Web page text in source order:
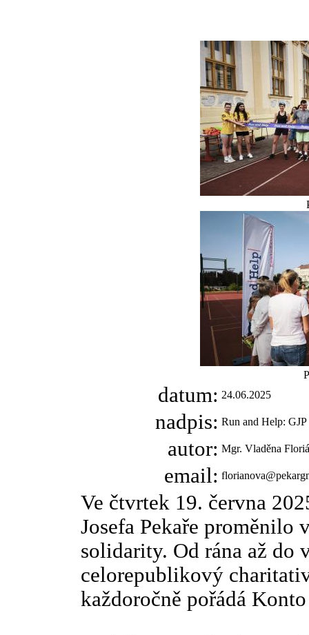
datum: 24.06.2025
nadpis: Run and Help:
autor: Mgr. Vladěna
email:
Ve čtvrtek 19. června
Josefa Pekaře proměnilo
solidarity. Od rána až do
celorepublikový
každoročně pořádá